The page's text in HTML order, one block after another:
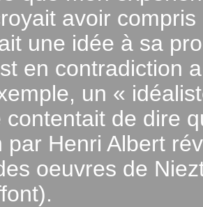
avoir
une idée à sa
en contradiction
un «
contentait de dire
par Henri Albert
oeuvres de